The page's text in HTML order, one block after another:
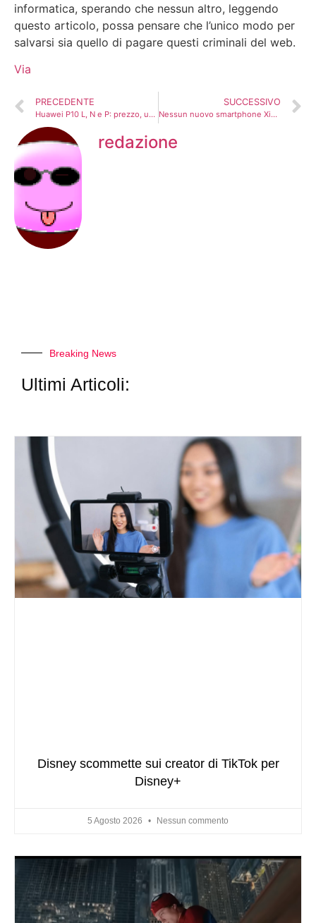
informatica, sperando che nessun altro, leggendo
questo articolo, possa pensare che l’unico modo per
salvarsi sia quello di pagare questi criminali del web.
Via
PRECEDENTE
Huawei P10 L, N e P: prezzo, uscita e caratteristiche tecniche
SUCCESSIVO
Nessun nuovo smartphone Xiaomi al MWC 2017?
redazione
Breaking News
Ultimi Articoli:
Disney scommette sui creator di TikTok per
Disney+
5 Agosto 2026 Nessun commento